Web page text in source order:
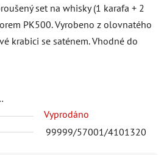
set na whisky (1 karafa + 2
PK500. Vyrobeno z olovnatého
krabici se saténem. Vhodné do
Vyprodáno
99999/57001/4101320